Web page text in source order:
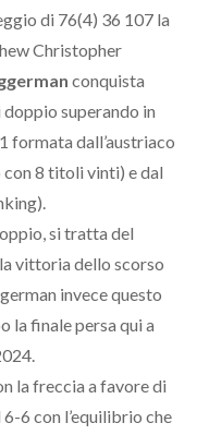
di 76(4) 36 107 la
Christopher
conquista
doppio superando in
formata dall’austriaco
con 8 titoli vinti) e dal
si tratta del
vittoria dello scorso
invece questo
la finale persa qui a
la freccia a favore di
6 con l’equilibrio che